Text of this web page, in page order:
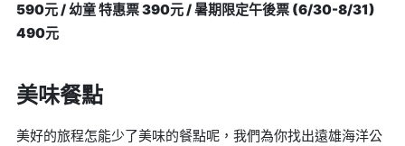
590元 / 幼童 特惠票 390元 / 暑期限定午後票 (6/30-8/31)
490元
美味餐點
美好的旅程怎能少了美味的餐點呢，我們為你找出遠雄海洋公